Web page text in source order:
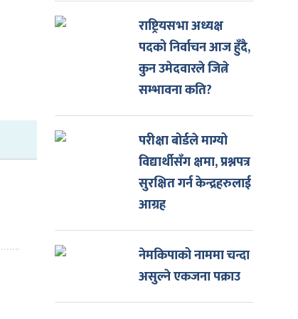
राष्ट्रियसभा अध्यक्ष
पदको निर्वाचन आज हुँदै,
कुन उमेदवारले जित्ने
सम्भावना कति?
परीक्षा बोर्डले माग्यो
विद्यार्थीसँग क्षमा, प्रश्नपत्र
सुरक्षित गर्न केन्द्रहरुलाई
आग्रह
नेमकिपाको नाममा चन्दा
असुल्ने एकजना पक्राउ